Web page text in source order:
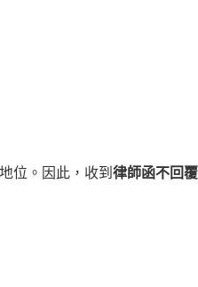
位。因此，收到律師函不回覆